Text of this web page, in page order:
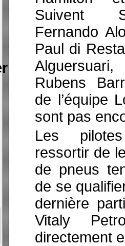
Suivent
Fernando
Paul di
Rubens
de l’équipe
sont pas
Les
ressortir de
de pneus
de se
dernière
Vitaly
directement